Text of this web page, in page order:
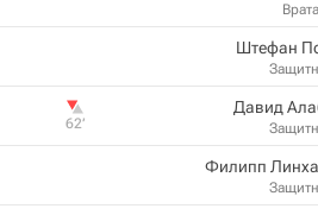
Штефан
Давид
62‎’‎
Филипп